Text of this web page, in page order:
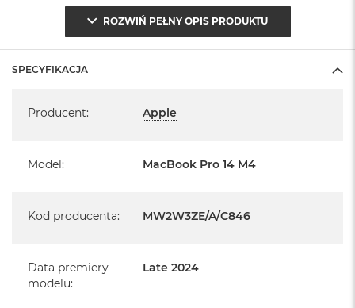
użytkowania.
Posiada fabryczne opakowanie
MacBook jest zabezpieczony przed uszkodzeniami w
transporcie.
Zawartość zestawu:
Przewód USB-C na MagSafe 3 do ładowania (2m)
Wyświetlacz Liquid Retina XDR - 14,2" (3024 x 1964)
ROZWIŃ PEŁNY OPIS PRODUKTU
SPECYFIKACJA
Producent: Apple
Model: MacBook Pro 14 M4
Kod producenta: MW2W3ZE/A/C846
Data premiery
modelu:
Late 2024